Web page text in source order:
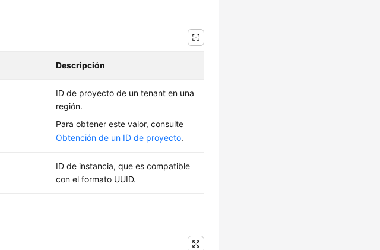
Descripción
ID de proyecto de un tenant en una
región.
Para obtener este valor, consulte
Obtención de un ID de proyecto.
ID de instancia, que es compatible
con el formato UUID.